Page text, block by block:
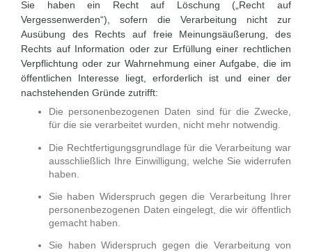
Sie haben ein Recht auf Löschung („Recht auf
Vergessenwerden“), sofern die Verarbeitung nicht zur
Ausübung des Rechts auf freie Meinungsäußerung, des
Rechts auf Information oder zur Erfüllung einer rechtlichen
Verpflichtung oder zur Wahrnehmung einer Aufgabe, die im
öffentlichen Interesse liegt, erforderlich ist und einer der
nachstehenden Gründe zutrifft:
Die personenbezogenen Daten sind für die Zwecke,
für die sie verarbeitet wurden, nicht mehr notwendig.
Die Rechtfertigungsgrundlage für die Verarbeitung war
ausschließlich Ihre Einwilligung, welche Sie widerrufen
haben.
Sie haben Widerspruch gegen die Verarbeitung Ihrer
personenbezogenen Daten eingelegt, die wir öffentlich
gemacht haben.
Sie haben Widerspruch gegen die Verarbeitung von